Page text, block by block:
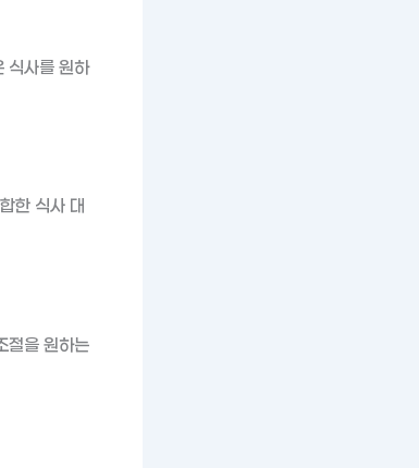
식사를 원하
한 식사 대
절을 원하는